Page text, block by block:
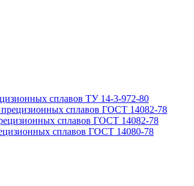
сплавов ТУ 14-3-972-80
сплавов ГОСТ 14082-78
сплавов ГОСТ 14082-78
сплавов ГОСТ 14080-78